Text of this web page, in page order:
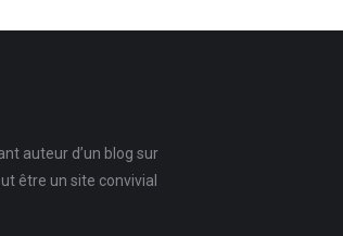
auteur d’un blog sur
être un site convivial